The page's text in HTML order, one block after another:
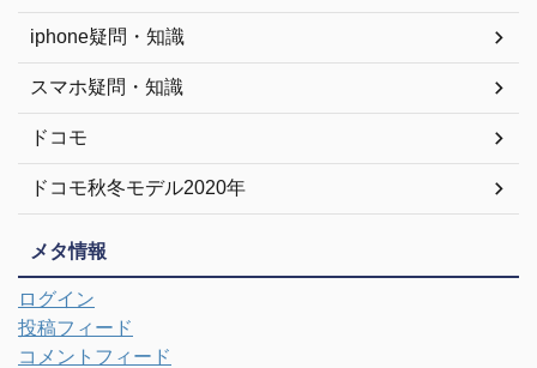
iphone疑問・知識
スマホ疑問・知識
ドコモ
ドコモ秋冬モデル2020年
メタ情報
ログイン
投稿フィード
コメントフィード